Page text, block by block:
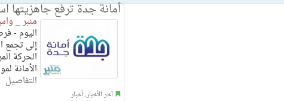
أمانة جدة ترفع جاهزيتها
منبر _
اليوم -
إلى تجمع
الحركة
الأمانة
التفاصيل
آخر الأخبار,أخبار